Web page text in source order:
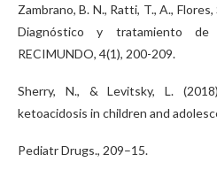
Zambrano, B. N., Ratti, T., A.,
Diagnóstico y tratamiento de
RECIMUNDO, 4(1), 200-209.
Sherry, N., & Levitsky, L.
ketoacidosis in children and
Pediatr Drugs., 209–15.